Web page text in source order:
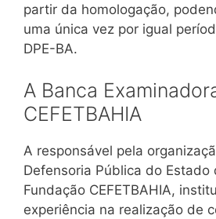
partir da homologação,
uma única vez por igual
DPE-BA.
A Banca
CEFETBAHIA
A responsável pela
Defensoria Pública do Estado
Fundação CEFETBAHIA,
experiência na realização de